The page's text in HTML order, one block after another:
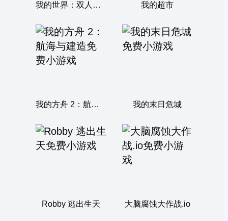
我的世界：双人竞技场 我的超市
我的方舟 2：航海与建造 我的末日危城
Robby 逃出生天 大脑腐蚀大作战.io